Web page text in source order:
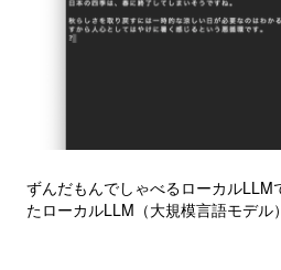
ずんだもんでしゃべるローカルLLM
たローカルLLM（大規模言語モデル